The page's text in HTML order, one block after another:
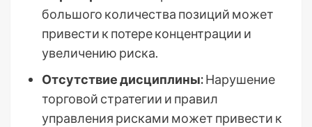
большого количества позиций может
привести к потере концентрации и
увеличению риска.
Отсутствие дисциплины:Нарушение
торговой стратегии и правил
управления рисками может привести к